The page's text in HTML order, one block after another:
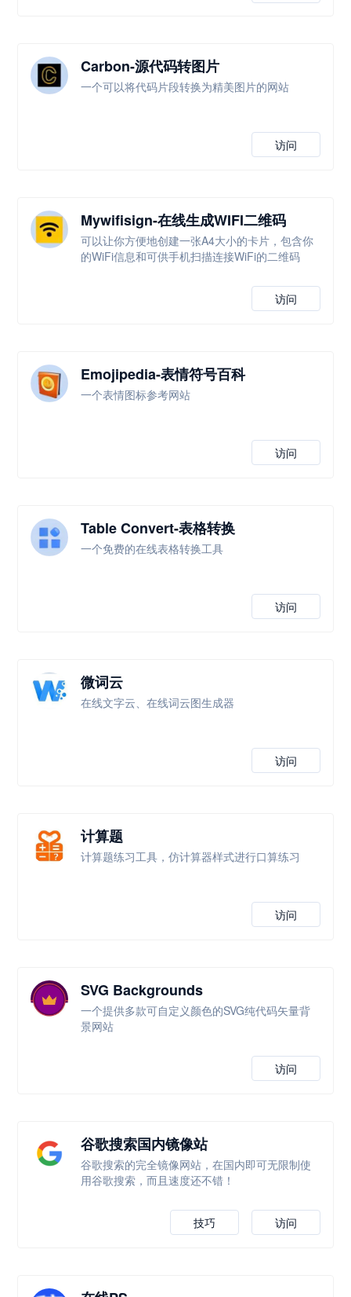
Carbon-源代码转图片
一个可以将代码片段转换为精美图片的网站
访问
Mywifisign-在线生成WIFI二维码
可以让你方便地创建一张A4大小的卡片，包含你
的WiFi信息和可供手机扫描连接WiFi的二维码
访问
Emojipedia-表情符号百科
一个表情图标参考网站
访问
Table Convert-表格转换
一个免费的在线表格转换工具
访问
微词云
在线文字云、在线词云图生成器
访问
计算题
计算题练习工具，仿计算器样式进行口算练习
访问
SVG Backgrounds
一个提供多款可自定义颜色的SVG纯代码矢量背
景网站
访问
谷歌搜索国内镜像站
谷歌搜索的完全镜像网站，在国内即可无限制使
用谷歌搜索，而且速度还不错！
访问
技巧